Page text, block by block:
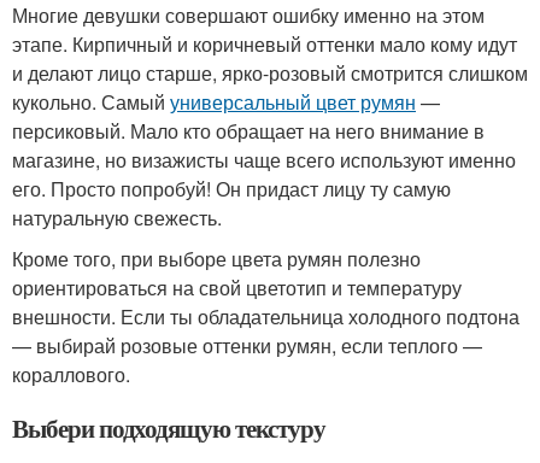
Многие девушки совершают ошибку именно на этом
этапе. Кирпичный и коричневый оттенки мало кому идут
и делают лицо старше, ярко-розовый смотрится слишком
кукольно. Самый универсальный цвет румян —
персиковый. Мало кто обращает на него внимание в
магазине, но визажисты чаще всего используют именно
его. Просто попробуй! Он придаст лицу ту самую
натуральную свежесть.
Кроме того, при выборе цвета румян полезно
ориентироваться на свой цветотип и температуру
внешности. Если ты обладательница холодного подтона
— выбирай розовые оттенки румян, если теплого —
кораллового.
Выбери подходящую текстуру